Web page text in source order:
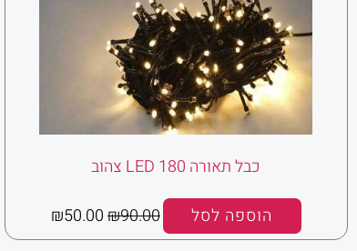
כבל תאורה 180 LED צהוב
הוספה לסל
₪90.00
₪50.00